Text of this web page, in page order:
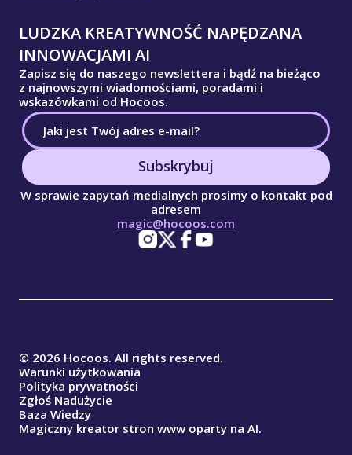
LUDZKA KREATYWNOŚĆ NAPĘDZANA
INNOWACJAMI AI
Zapisz się do naszego newslettera i bądź na bieżąco
z najnowszymi wiadomościami, poradami i
wskazówkami od Hocoos.
Subskrybuj
W sprawie zapytań medialnych prosimy o kontakt pod
adresem
magic@hocoos.com
© 2026 Hocoos. All rights reserved.
Warunki użytkowania
Polityka prywatności
Zgłoś Nadużycie
Baza Wiedzy
Magiczny kreator stron www oparty na AI.